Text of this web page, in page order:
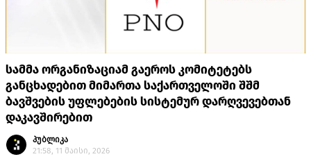
სამმა ორგანიზაციამ გაეროს კომიტეტებს
განცხადებით მიმართა საქართველოში შშმ
ბავშვების უფლებების სისტემურ დარღვევებთან
დაკავშირებით
პუბლიკა
21:58, 11 მაისი, 2026